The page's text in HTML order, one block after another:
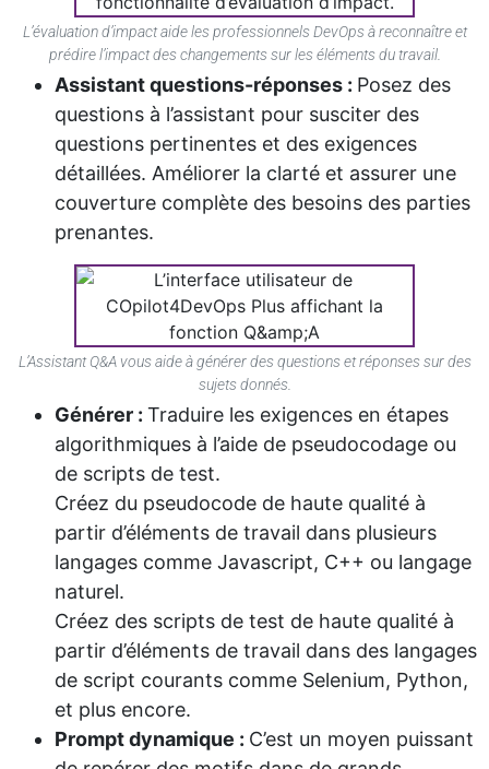
L’évaluation d’impact aide les professionnels DevOps à reconnaître et
prédire l’impact des changements sur les éléments du travail.
Assistant questions-réponses : Posez des
questions à l’assistant pour susciter des
questions pertinentes et des exigences
détaillées. Améliorer la clarté et assurer une
couverture complète des besoins des parties
prenantes.
L’Assistant Q&A vous aide à générer des questions et réponses sur des
sujets donnés.
Générer : Traduire les exigences en étapes
algorithmiques à l’aide de pseudocodage ou
de scripts de test.
Créez du pseudocode de haute qualité à
partir d’éléments de travail dans plusieurs
langages comme Javascript, C++ ou langage
naturel.
Créez des scripts de test de haute qualité à
partir d’éléments de travail dans des langages
de script courants comme Selenium, Python,
et plus encore.
Prompt dynamique : C’est un moyen puissant